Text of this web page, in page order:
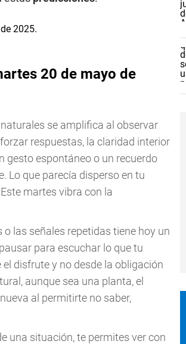
20 de mayo de
se amplifica al observar
respuestas, la claridad interior
gesto espontáneo o un recuerdo
Lo que parecía disperso en tu
martes vibra con la
las señales repetidas tiene hoy un
para escuchar lo que tu
disfrute y no desde la obligación
aunque sea una planta, el
al permitirte no saber,
una situación, te permites ver con